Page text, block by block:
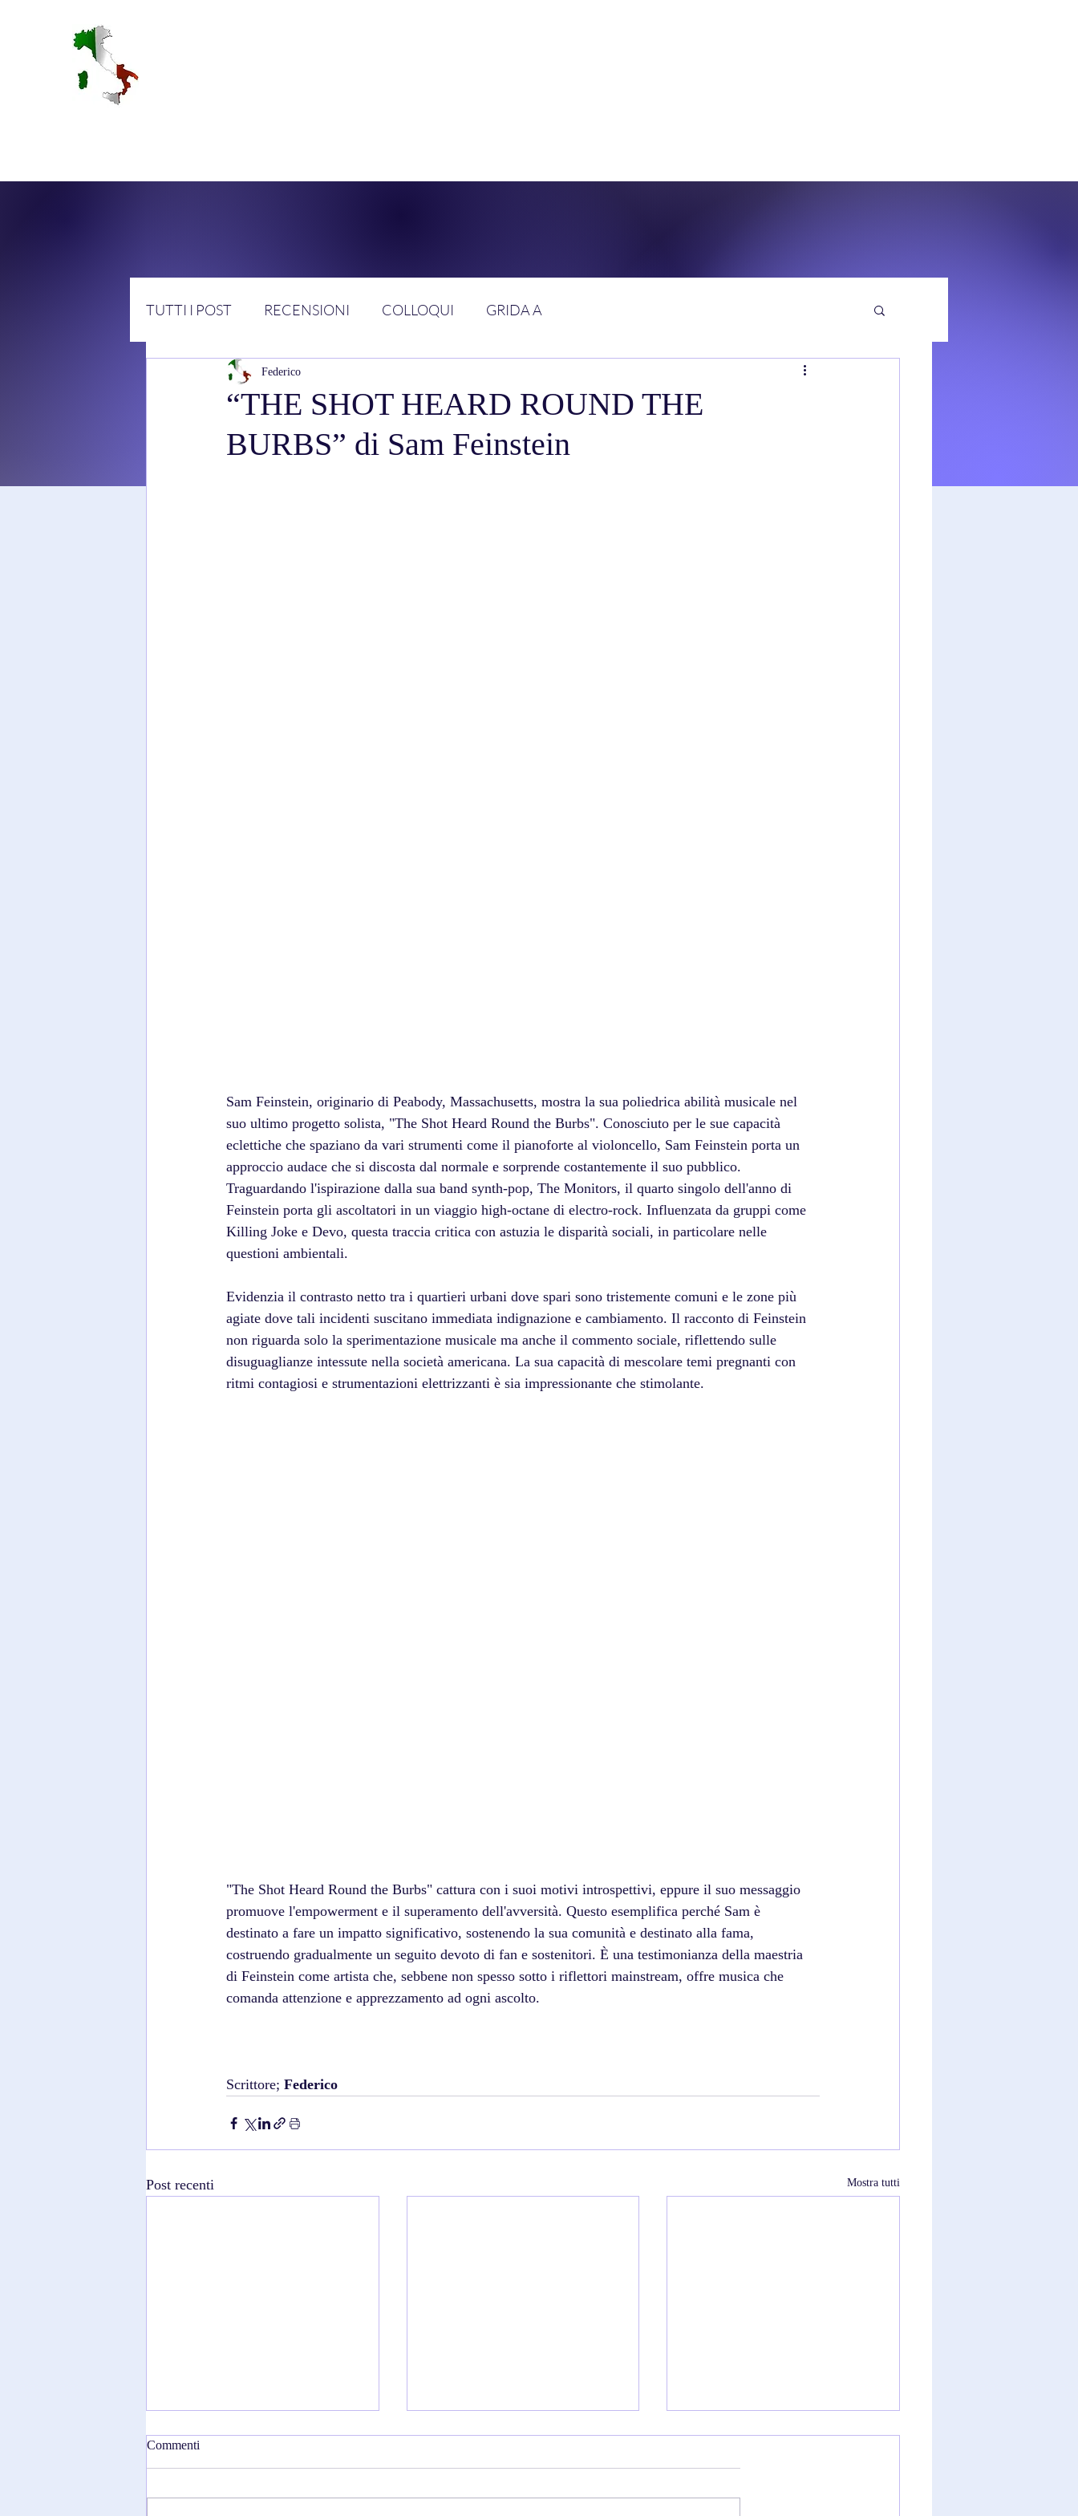
TUTTI I POST RECENSIONI COLLOQUI GRIDA A
“THE SHOT HEARD ROUND THE
BURBS” di Sam Feinstein
Federico
Sam Feinstein, originario di Peabody, Massachusetts, mostra la sua poliedrica abilità musicale nel
suo ultimo progetto solista, "The Shot Heard Round the Burbs". Conosciuto per le sue capacità
eclettiche che spaziano da vari strumenti come il pianoforte al violoncello, Sam Feinstein porta un
approccio audace che si discosta dal normale e sorprende costantemente il suo pubblico.
Traguardando l'ispirazione dalla sua band synth-pop, The Monitors, il quarto singolo dell'anno di
Feinstein porta gli ascoltatori in un viaggio high-octane di electro-rock. Influenzata da gruppi come
Killing Joke e Devo, questa traccia critica con astuzia le disparità sociali, in particolare nelle
questioni ambientali.
Evidenzia il contrasto netto tra i quartieri urbani dove spari sono tristemente comuni e le zone più
agiate dove tali incidenti suscitano immediata indignazione e cambiamento. Il racconto di Feinstein
non riguarda solo la sperimentazione musicale ma anche il commento sociale, riflettendo sulle
disuguaglianze intessute nella società americana. La sua capacità di mescolare temi pregnanti con
ritmi contagiosi e strumentazioni elettrizzanti è sia impressionante che stimolante.
"The Shot Heard Round the Burbs" cattura con i suoi motivi introspettivi, eppure il suo messaggio
promuove l'empowerment e il superamento dell'avversità. Questo esemplifica perché Sam è
destinato a fare un impatto significativo, sostenendo la sua comunità e destinato alla fama,
costruendo gradualmente un seguito devoto di fan e sostenitori. È una testimonianza della maestria
di Feinstein come artista che, sebbene non spesso sotto i riflettori mainstream, offre musica che
comanda attenzione e apprezzamento ad ogni ascolto.
Scrittore; Federico
Post recenti Mostra tutti
Commenti